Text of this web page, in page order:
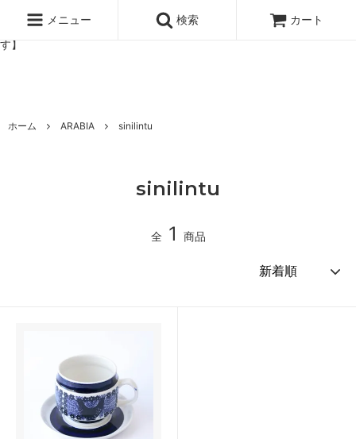
ッタのオンラインストア【アラビア,クイストゴーなどの北欧ヴィンテ
ージ食器,雅峰窯やソルテグラスジュエリーなどの作家の作品が並びま
す】
メニュー 検索 カート
ホーム ARABIA sinilintu
sinilintu
全 1 商品